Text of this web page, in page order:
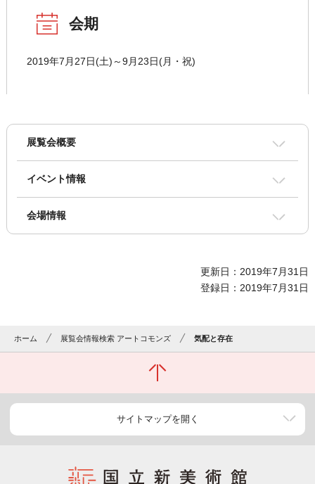
会期
2019年7月27日(土)～9月23日(月・祝)
展覧会概要
イベント情報
会場情報
更新日：2019年7月31日
登録日：2019年7月31日
ホーム 展覧会情報検索 アートコモンズ 気配と存在
サイトマップを開く